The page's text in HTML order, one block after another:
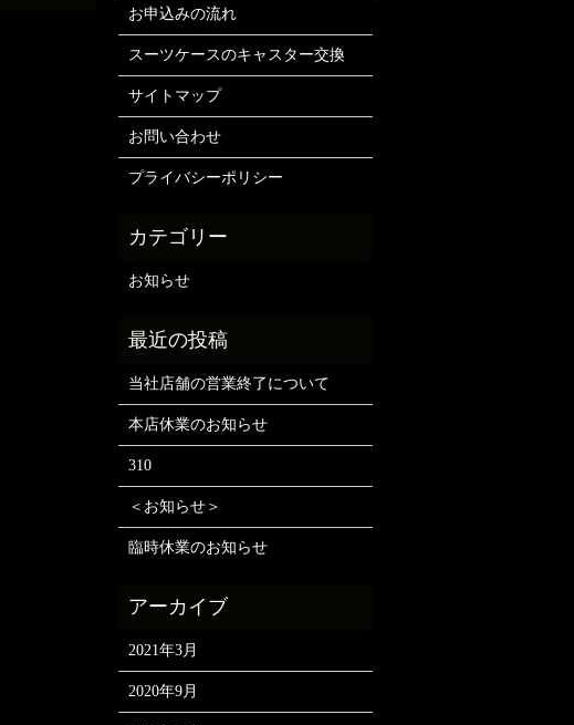
お申込みの流れ
スーツケースのキャスター交換
サイトマップ
お問い合わせ
プライバシーポリシー
お知らせ
当社店舗の営業終了について
本店休業のお知らせ
310
＜お知らせ＞
臨時休業のお知らせ
2021年3月
2020年9月